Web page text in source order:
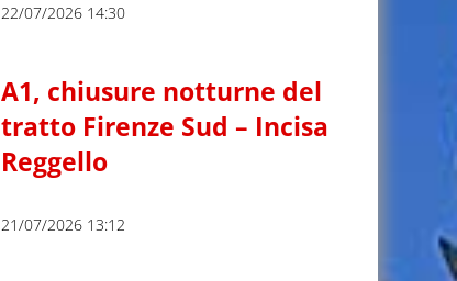
22/07/2026 14:30
A1, chiusure notturne del
tratto Firenze Sud – Incisa
Reggello
21/07/2026 13:12